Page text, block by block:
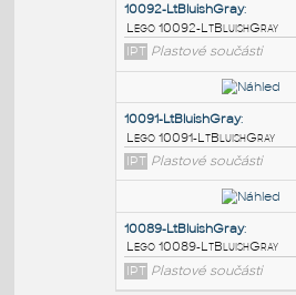
10130-LtBluishGray
Lego 10130-
IPT Plastové
10092-LtBluishGray:
Lego 10092-
IPT Plastové